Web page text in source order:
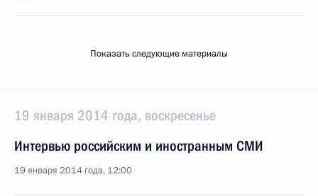
Показать следующие материалы
19 января 2014 года, воскресенье
Интервью российским и иностранным СМИ
19 января 2014 года, 12:00